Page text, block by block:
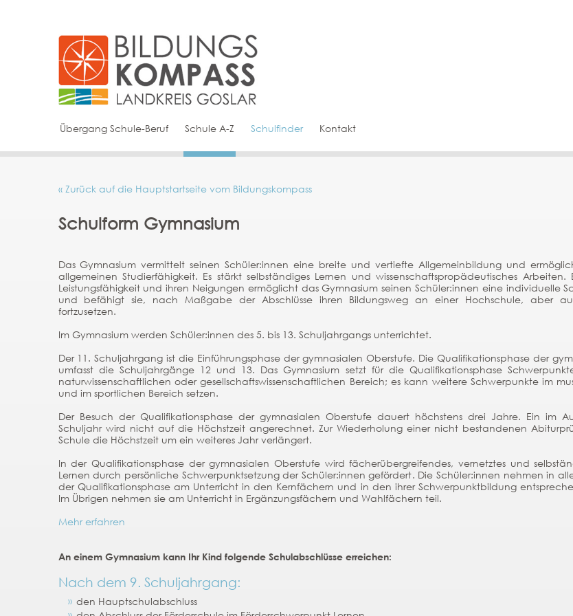
Übergang Schule-Beruf Schule A-Z Schulfinder Kontakt
« Zurück auf die Hauptstartseite vom Bildungskompass
Schulform Gymnasium
Das Gymnasium vermittelt seinen Schüler:innen eine breite und vertiefte Allgemeinbildung und
allgemeinen Studierfähigkeit. Es stärkt selbständiges Lernen und wissenschaftspropädeutisches Arbeiten.
Leistungsfähigkeit und ihren Neigungen ermöglicht das Gymnasium seinen Schüler:innen eine individuelle
und befähigt sie, nach Maßgabe der Abschlüsse ihren Bildungsweg an einer Hochschule, aber
fortzusetzen.
Im Gymnasium werden Schüler:innen des 5. bis 13. Schuljahrgangs unterrichtet.
Der 11. Schuljahrgang ist die Einführungsphase der gymnasialen Oberstufe. Die Qualifikationsphase der
umfasst die Schuljahrgänge 12 und 13. Das Gymnasium setzt für die Qualifikationsphase
naturwissenschaftlichen oder gesellschaftswissenschaftlichen Bereich; es kann weitere Schwerpunkte im
und im sportlichen Bereich setzen.
Der Besuch der Qualifikationsphase der gymnasialen Oberstufe dauert höchstens drei Jahre. Ein im
Schuljahr wird nicht auf die Höchstzeit angerechnet. Zur Wiederholung einer nicht bestandenen
Schule die Höchstzeit um ein weiteres Jahr verlängert.
In der Qualifikationsphase der gymnasialen Oberstufe wird fächerübergreifendes, vernetztes und
Lernen durch persönliche Schwerpunktsetzung der Schüler:innen gefördert. Die Schüler:innen nehmen in
der Qualifikationsphase am Unterricht in den Kernfächern und in den ihrer Schwerpunktbildung
Im Übrigen nehmen sie am Unterricht in Ergänzungsfächern und Wahlfächern teil.
Mehr erfahren
An einem Gymnasium kann Ihr Kind folgende Schulabschlüsse erreichen:
Nach dem 9. Schuljahrgang:
den Hauptschulabschluss